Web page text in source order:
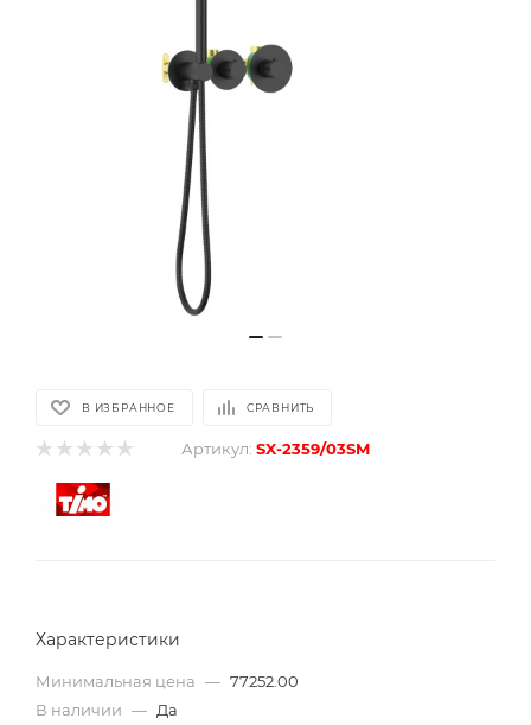
В ИЗБРАННОЕ СРАВНИТЬ
Артикул: SX-2359/03SM
Характеристики
Минимальная цена — 77252.00
В наличии — Да